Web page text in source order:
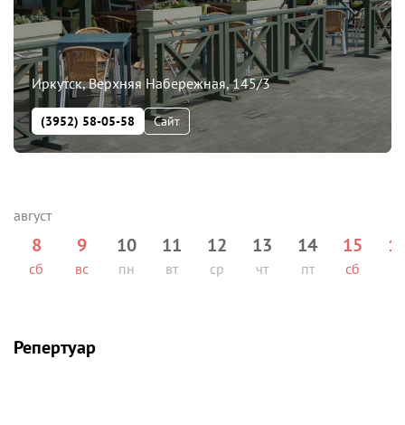
Иркутск, Верхняя Набережная, 145/3
(3952) 58-05-58 Сайт
8
сб
9
вс
10
пн
11
вт
12
ср
13
чт
14
пт
15
сб
Репертуар